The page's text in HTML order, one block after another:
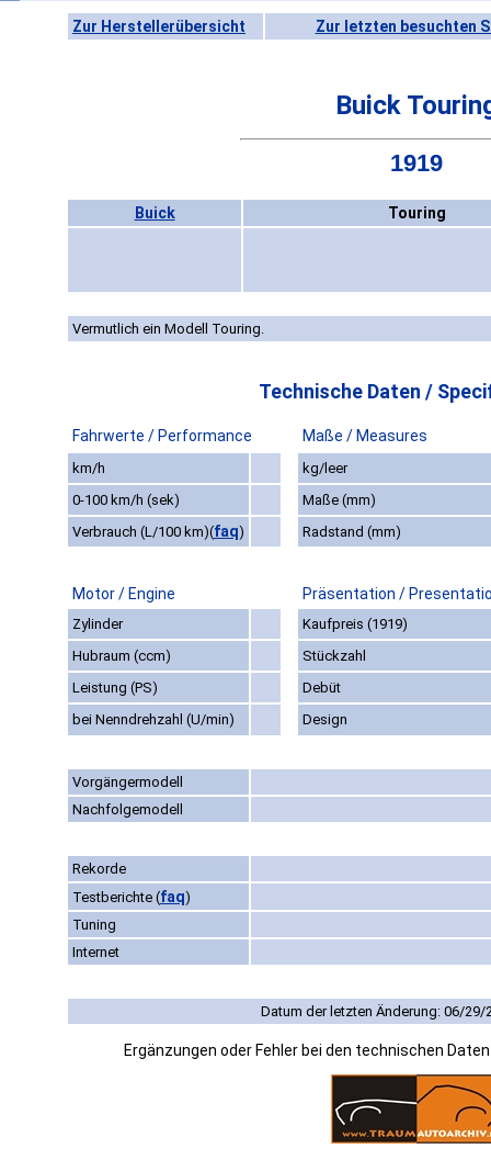
Zur Herstellerübersicht Zur letzten besuchten
Buick
1919
Buick Touring
Vermutlich ein Modell Touring.
Technische Daten /
Fahrwerte / Performance Maße / Measures
km/h
kg/leer
0-100 km/h (sek)
Maße (mm)
Verbrauch (L/100 km)(faq) Radstand (mm)
Motor / Engine Präsentation /
Zylinder
Kaufpreis (1919)
Hubraum (ccm)
Stückzahl
Leistung (PS)
Debüt
bei Nenndrehzahl (U/min)
Design
Vorgängermodell
Nachfolgemodell
Rekorde
Testberichte (faq)
Tuning
Internet
Datum der letzten Änderung: 06/29/
Ergänzungen oder Fehler bei den technischen